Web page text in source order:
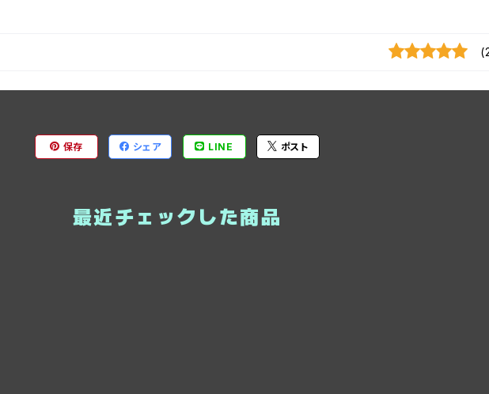
保存 シェア LINE ポスト
最近チェックした商品